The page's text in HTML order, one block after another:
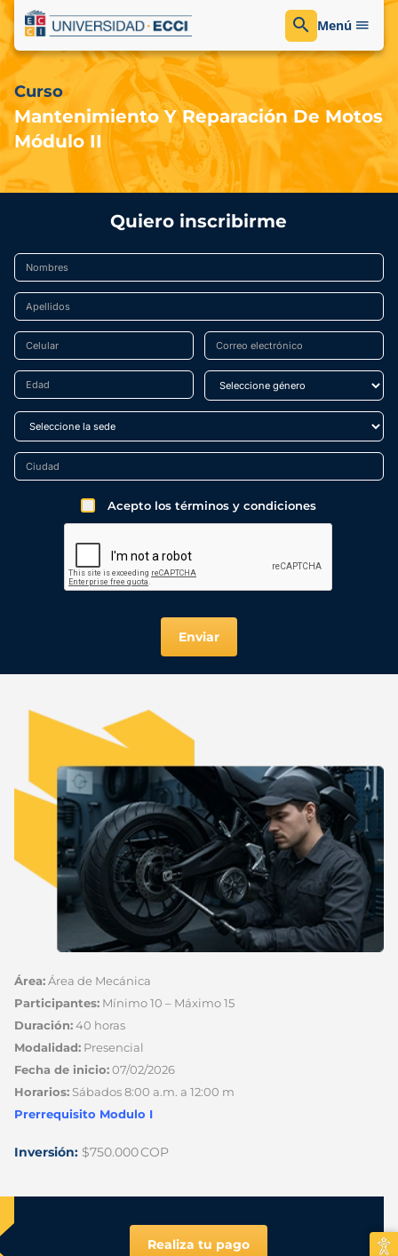
Menú
Curso
Mantenimiento Y Reparación De Motos
Módulo II
Quiero inscribirme
Acepto los términos y condiciones
Enviar
Área:Área de Mecánica
Participantes: Mínimo 10 – Máximo 15
Duración:40 horas
Modalidad: Presencial
Fecha de inicio:07/02/2026
Horarios: Sábados 8:00 a.m. a 12:00 m
Prerrequisito Modulo I
Inversión: $750.000 COP
Realiza tu pago